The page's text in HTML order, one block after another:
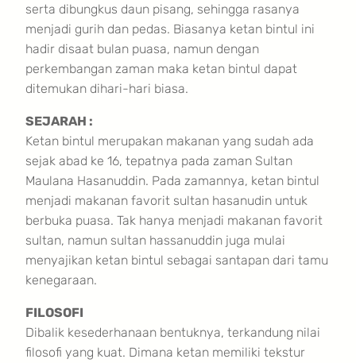
serta dibungkus daun pisang, sehingga rasanya
menjadi gurih dan pedas. Biasanya ketan bintul ini
hadir disaat bulan puasa, namun dengan
perkembangan zaman maka ketan bintul dapat
ditemukan dihari-hari biasa.
SEJARAH :
Ketan bintul merupakan makanan yang sudah ada
sejak abad ke 16, tepatnya pada zaman Sultan
Maulana Hasanuddin. Pada zamannya, ketan bintul
menjadi makanan favorit sultan hasanudin untuk
berbuka puasa. Tak hanya menjadi makanan favorit
sultan, namun sultan hassanuddin juga mulai
menyajikan ketan bintul sebagai santapan dari tamu
kenegaraan.
FILOSOFI
Dibalik kesederhanaan bentuknya, terkandung nilai
filosofi yang kuat. Dimana ketan memiliki tekstur